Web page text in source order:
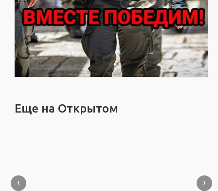
Еще на Открытом
‹ ›